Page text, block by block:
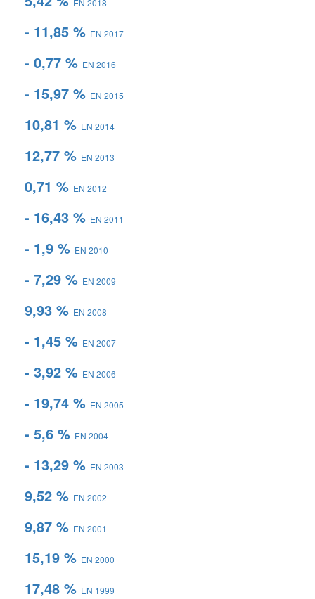
EN 2018
- 11,85 % EN 2017
- 0,77 % EN 2016
- 15,97 % EN 2015
10,81 % EN 2014
12,77 % EN 2013
0,71 % EN 2012
- 16,43 % EN 2011
- 1,9 % EN 2010
- 7,29 % EN 2009
9,93 % EN 2008
- 1,45 % EN 2007
- 3,92 % EN 2006
- 19,74 % EN 2005
- 5,6 % EN 2004
- 13,29 % EN 2003
9,52 % EN 2002
9,87 % EN 2001
15,19 % EN 2000
17,48 % EN 1999